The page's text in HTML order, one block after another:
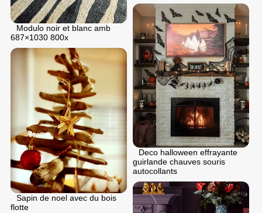
Modulo noir et blanc amb
687×1030 800x
Deco halloween effrayante
guirlande chauves souris
autocollants
Sapin de noel avec du bois
flotte